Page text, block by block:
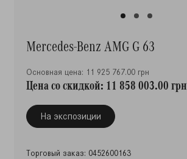
Mercedes-Benz AMG G 63
Основная цена: 11 925 767.00 грн
Цена со скидкой: 11 858 003.00 грн
На экспозиции
Торговый заказ: 0452600163